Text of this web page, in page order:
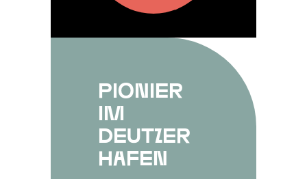
Pionier
im
Deutzer
Hafen